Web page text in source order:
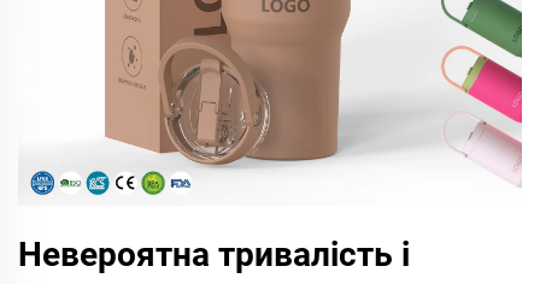
Невероятна тривалість і